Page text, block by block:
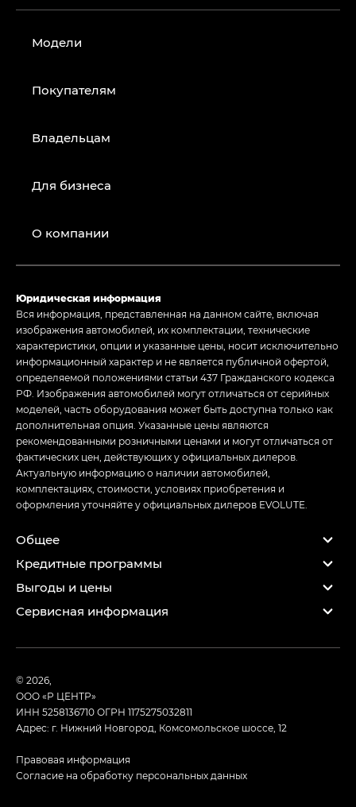
Модели
Покупателям
Владельцам
Для бизнеса
О компании
Юридическая информация
Вся информация, представленная на данном сайте, включая
изображения автомобилей, их комплектации, технические
характеристики, опции и указанные цены, носит исключительно
информационный характер и не является публичной офертой,
определяемой положениями статьи 437 Гражданского кодекса
РФ. Изображения автомобилей могут отличаться от серийных
моделей, часть оборудования может быть доступна только как
дополнительная опция. Указанные цены являются
рекомендованными розничными ценами и могут отличаться от
фактических цен, действующих у официальных дилеров.
Актуальную информацию о наличии автомобилей,
комплектациях, стоимости, условиях приобретения и
оформления уточняйте у официальных дилеров EVOLUTE.
Общее
Кредитные программы
Выгоды и цены
Сервисная информация
© 2026,
ООО «Р ЦЕНТР»
ИНН 5258136710ОГРН 1175275032811
Адрес: г. Нижний Новгород, Комсомольское шоссе, 12
Правовая информация
Согласие на обработку персональных данных